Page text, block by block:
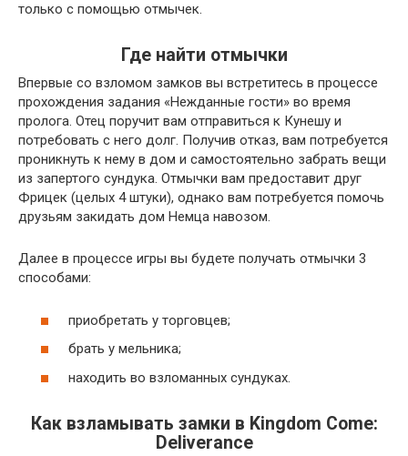
только с помощью отмычек.
Где найти отмычки
Впервые со взломом замков вы встретитесь в процессе
прохождения задания «Нежданные гости» во время
пролога. Отец поручит вам отправиться к Кунешу и
потребовать с него долг. Получив отказ, вам потребуется
проникнуть к нему в дом и самостоятельно забрать вещи
из запертого сундука. Отмычки вам предоставит друг
Фрицек (целых 4 штуки), однако вам потребуется помочь
друзьям закидать дом Немца навозом.
Далее в процессе игры вы будете получать отмычки 3
способами:
приобретать у торговцев;
брать у мельника;
находить во взломанных сундуках.
Как взламывать замки в Kingdom Come:
Deliverance